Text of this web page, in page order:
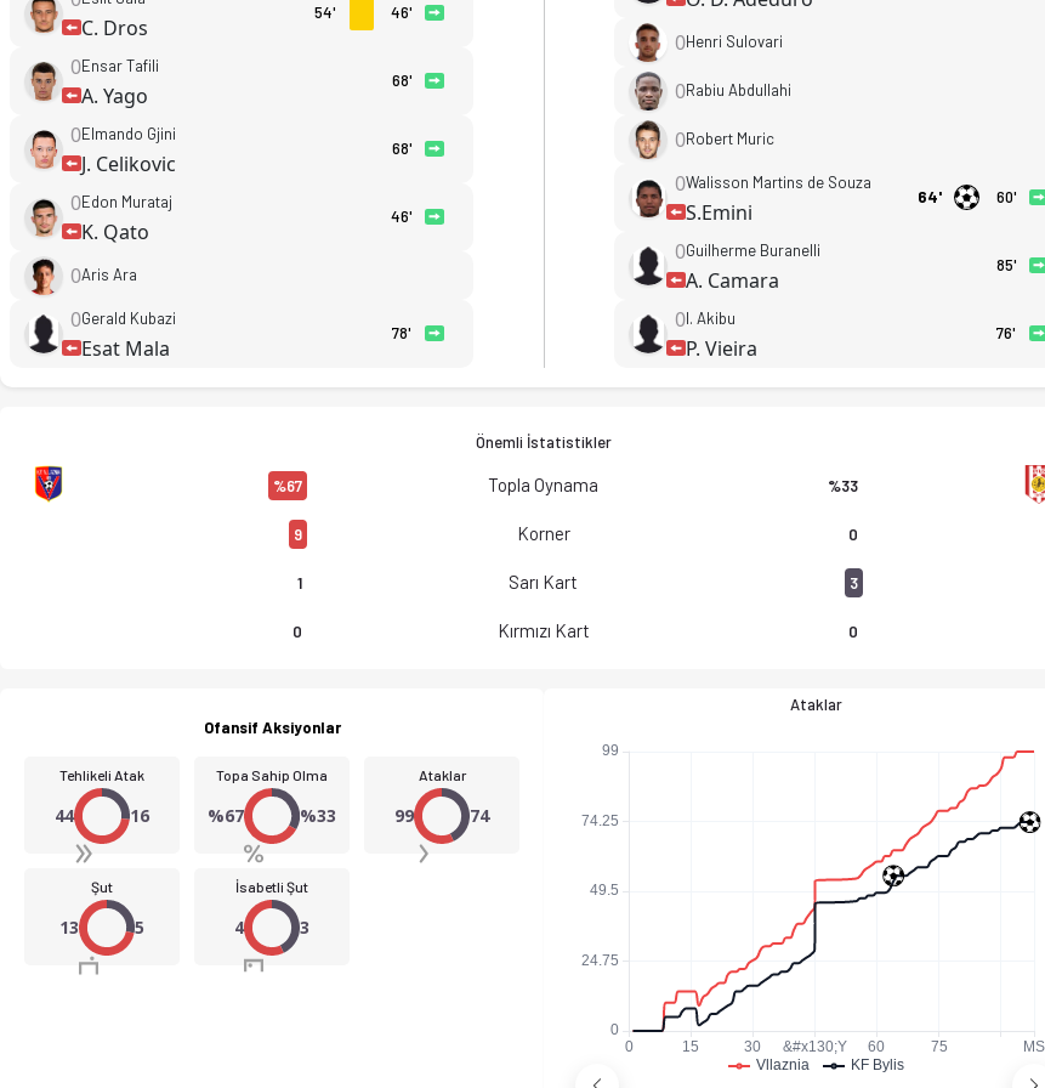
C. Dros
54' 46'
0Ensar Tafili
A. Yago
68'
0Elmando Gjini
J. Celikovic
68'
0Edon Murataj
K. Qato
46'
0Aris Ara
0Gerald Kubazi
Esat Mala
78'
0Henri Sulovari
0Rabiu Abdullahi
0Robert Muric
0Walisson Martins de Souza
S.Emini
64' 60'
0Guilherme Buranelli
A. Camara
85'
0I. Akibu
P. Vieira
76'
Önemli İstatistikler
%67 Topla Oynama %33
9 Korner 0
1 Sarı Kart 3
0 Kırmızı Kart 0
Ofansif Aksiyonlar
Tehlikeli Atak
44 16
Topa Sahip Olma
%67 %33
Ataklar
99 74
Şut
13 5
İsabetli Şut
4 3
Ataklar